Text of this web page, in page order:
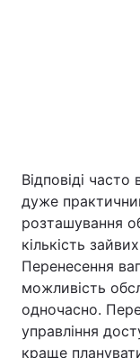
Відповіді
дуже
розташування
кількість
Перенесення
можливість
одночасно.
управління
краще